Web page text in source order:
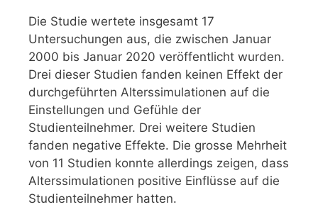
Die Studie wertete insgesamt 17
Untersuchungen aus, die zwischen Januar
2000 bis Januar 2020 veröffentlicht wurden.
Drei dieser Studien fanden keinen Effekt der
durchgeführten Alterssimulationen auf die
Einstellungen und Gefühle der
Studienteilnehmer. Drei weitere Studien
fanden negative Effekte. Die grosse Mehrheit
von 11 Studien konnte allerdings zeigen, dass
Alterssimulationen positive Einflüsse auf die
Studienteilnehmer hatten.